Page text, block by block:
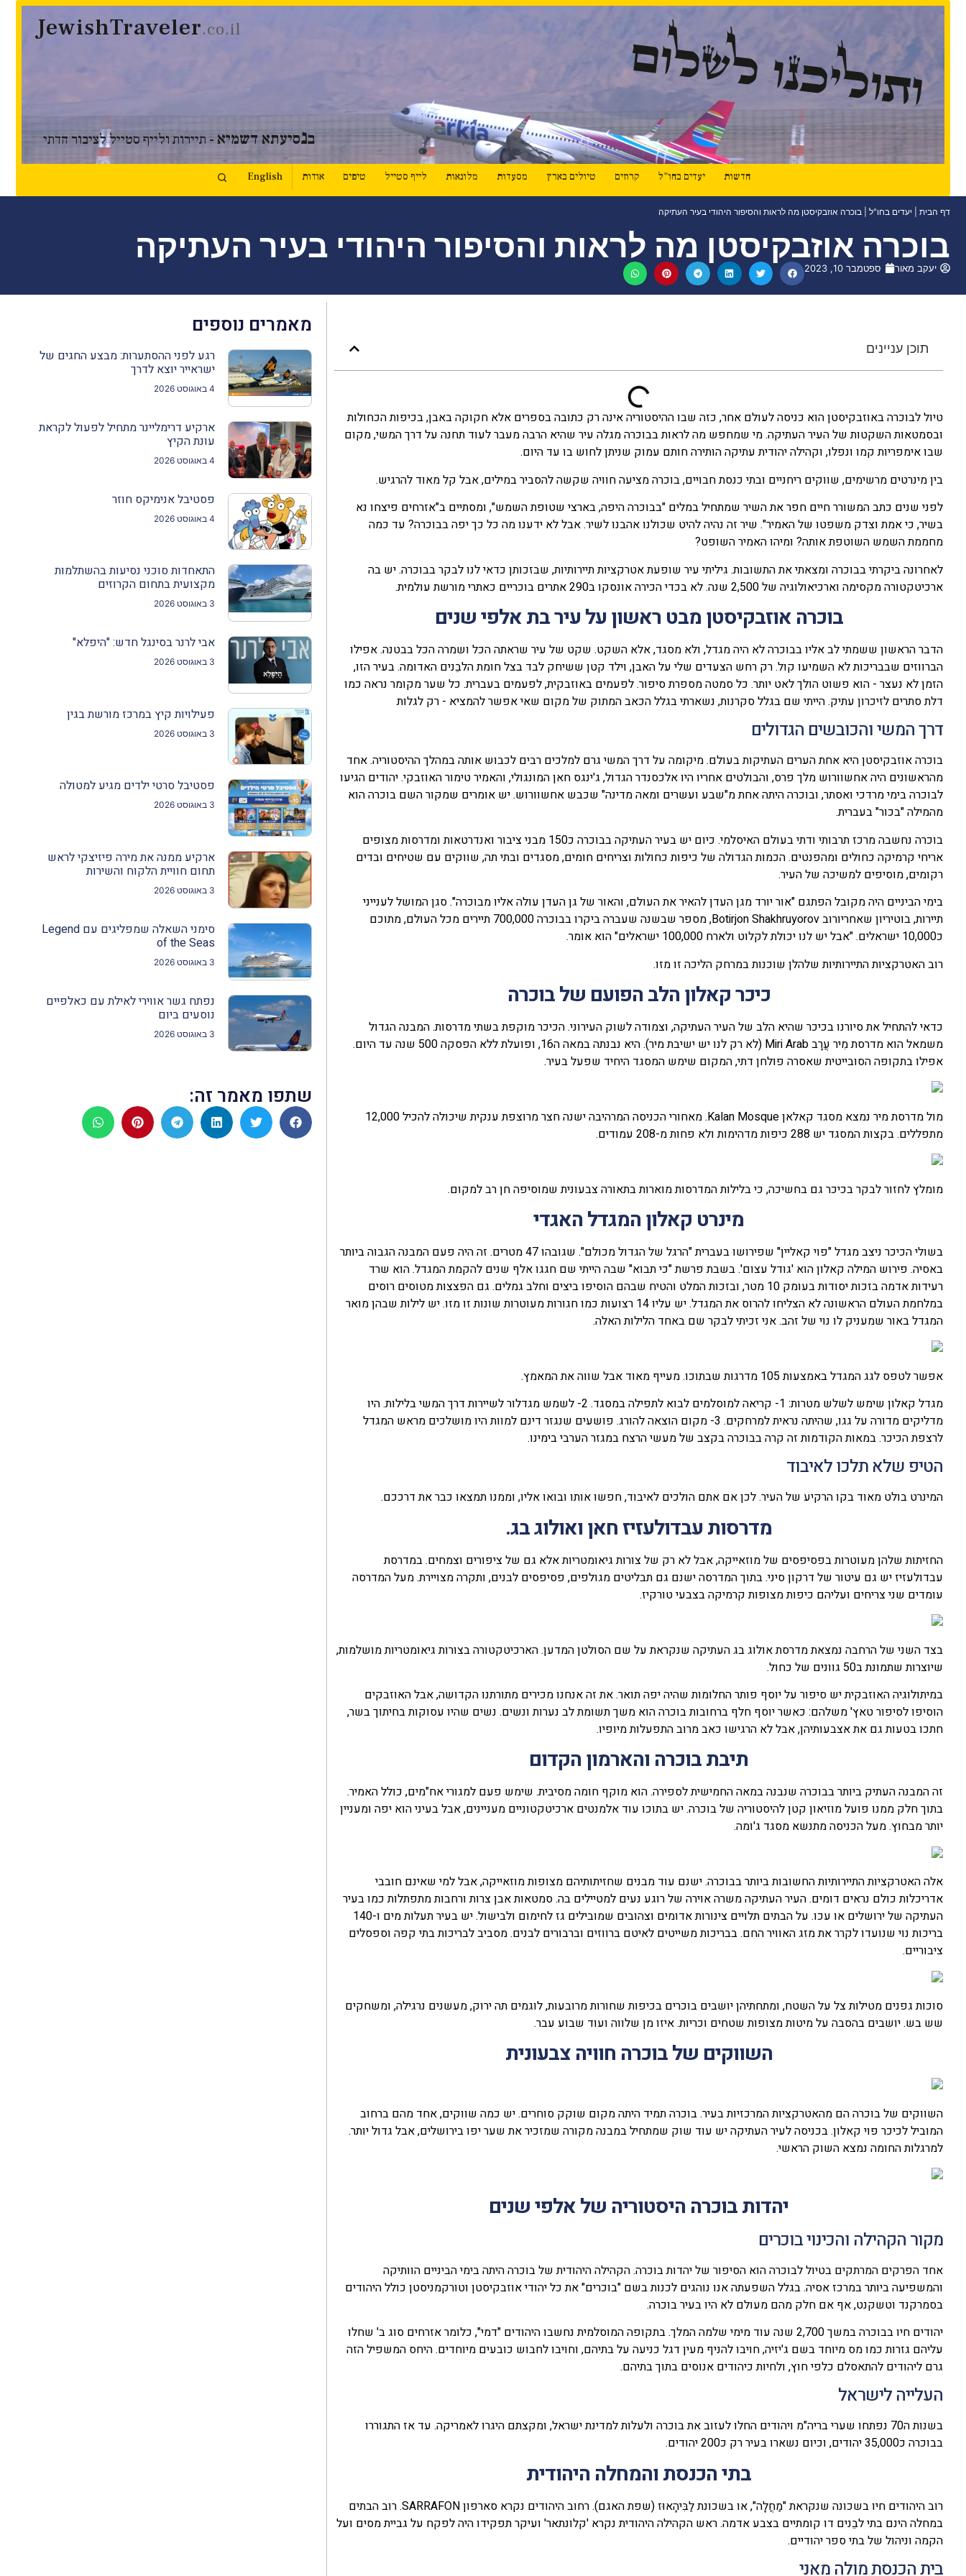
JewishTraveler.co.il ותוליכנו לשלום
בנסיעתא דשמיא - תיירות ולייף סטייל לציבור הדתי
חדשות יעדים בחו"ל קרוזים טיולים בארץ מסעדות מלונאות לייף סטייל טיפים אודות English
דף הבית יעדים בחו"ל בוכרה אוזבקיסטן מה לראות והסיפור היהודי בעיר העתיקה
בוכרה אוזבקיסטן מה לראות והסיפור היהודי בעיר העתיקה
יעקב מאור ספטמבר 10, 2023
תוכן עניינים
טיול לבוכרה באוזבקיסטן הוא כניסה לעולם אחר, כזה שבו ההיסטוריה אינה רק כתובה בספרים אלא חקוקה באבן, בכיפות הכחולות
ובסמטאות השקטות של העיר העתיקה. מי שמחפש מה לראות בבוכרה מגלה עיר שהיא הרבה מעבר לעוד תחנה על דרך המשי, מקום
שבו אימפריות קמו ונפלו, וקהילה יהודית עתיקה הותירה חותם עמוק שניתן לחוש בו עד היום.
בין מינרטים מרשימים, שווקים ריחניים ובתי כנסת חבויים, בוכרה מציעה חוויה שקשה להסביר במילים, אבל קל מאוד להרגיש.
לפני שנים כתב המשורר חיים חפר את השיר שמתחיל במלים "בבוכרה היפה, בארצי שטופת השמש", ומסתיים ב"אזרחים פיצחו נא
בשיר, כי אמת וצדק משפטו של האמיר". שיר זה נהיה להיט שכולנו אהבנו לשיר. אבל לא ידענו מה כל כך יפה בבוכרה? עד כמה
מחממת השמש השוטפת אותה? ומיהו האמיר השופט?
לאחרונה ביקרתי בבוכרה ומצאתי את התשובות. גיליתי עיר שופעת אטרקציות תיירותיות, שבזכותן כדאי לנו לבקר בבוכרה. יש בה
ארכיטקטורה מקסימה וארכיאולוגיה של 2,500 שנה. לא בכדי הכירה אונסקו ב290 אתרים בוכריים כאתרי מורשת עולמית.
בוכרה אוזבקיסטן מבט ראשון על עיר בת אלפי שנים
הדבר הראשון ששמתי לב אליו בבוכרה לא היה מגדל, ולא מסגד, אלא השקט. שקט של עיר שראתה הכל ושמרה הכל בבטנה. אפילו
הברווזים שבבריכות לא השמיעו קול. רק רחש הצעדים שלי על האבן, וילד קטן ששיחק לבד בצל חומת הלבֵנים האדומה. בעיר הזו,
הזמן לא נעצר - הוא פשוט הולך לאט יותר. כל סמטה מספרת סיפור. לפעמים באוזבקית, לפעמים בעברית. כל שער מקומר נראה כמו
דלת סתרים לזיכרון עתיק. הייתי שם בגלל סקרנות, נשארתי בגלל הכאב המתוק של מקום שאי אפשר להמציא - רק לגלות
דרך המשי והכובשים הגדולים
בוכרה אוזבקיסטן היא אחת הערים העתיקות בעולם. מיקומה על דרך המשי גרם למלכים רבים לכבוש אותה במהלך ההיסטוריה. אחד
מהראשונים היה אחשוורוש מלך פרס, והבולטים אחריו היו אלכסנדר הגדול, ג'ינגס חאן המונגולי, והאמיר טימור האוזבקי. יהודים הגיעו
לבוכרה בימי מרדכי ואסתר, ובוכרה היתה אחת מ"שבע ועשרים ומאה מדינה" שכבש אחשוורוש. יש אומרים שמקור השם בוכרה הוא
מהמילה "בכור" בעברית.
בוכרה נחשבה מרכז תרבותי ודתי בעולם האיסלמי. כיום יש בעיר העתיקה בבוכרה כ150 מבני ציבור ואנדרטאות ומדרסות מצופים
אריחי קרמיקה כחולים ומהפנטים. הכמות הגדולה של כיפות כחולות וצריחים חומים, מסגדים ובתי תה, שווקים עם שטיחים ובדים
רקומים, מוסיפים למשיכה של העיר.
בימי הביניים היה מקובל הפתגם "אור יורד מגן העדן להאיר את העולם, והאור של גן העדן עולה אליו מבוכרה". סגן המושל לענייני
תיירות, בוטיריון שאחריורוב Botirjon Shakhruyorov, מספר שבשנה שעברה ביקרו בבוכרה 700,000 תיירים מכל העולם, מתוכם
כ10,000 ישראלים. "אבל יש לנו יכולת לקלוט ולארח 100,000 ישראלים" הוא אומר.
רוב האטרקציות התיירותיות שלהלן שוכנות במרחק הליכה זו מזו.
כיכר קאלון הלב הפועם של בוכרה
כדאי להתחיל את סיורנו בכיכר שהיא הלב של העיר העתיקה, וצמודה לשוק העירוני. הכיכר מוקפת בשתי מדרסות. המבנה הגדול
משמאל הוא מדרסת מִיר עֲרָב Miri Arab (לא רק לנו יש ישיבת מיר). היא נבנתה במאה ה16, ופועלת ללא הפסקה 500 שנה עד היום.
אפילו בתקופה הסובייטית שאסרה פולחן דתי, המקום שימש המסגד היחיד שפעל בעיר.
מול מדרסת מיר נמצא מסגד קאלאן Kalan Mosque. מאחורי הכניסה המרהיבה ישנה חצר מרוצפת ענקית שיכולה להכיל 12,000
מתפללים. בקצות המסגד יש 288 כיפות מדהימות ולא פחות מ-208 עמודים.
מומלץ לחזור לבקר בכיכר גם בחשיכה, כי בלילות המדרסות מוארות בתאורה צבעונית שמוסיפה חן רב למקום.
מינרט קאלון המגדל האגדי
בשולי הכיכר ניצב מגדל "פוי קאליין" שפירושו בעברית "הרגל של הגדול מכולם". שגובהו 47 מטרים. זה היה פעם המבנה הגבוה ביותר
באסיה. פירוש המילה קאלון הוא 'גודל עצום'. בשבת פרשת "כי תבוא" שבה הייתי שם חגגו אלף שנים להקמת המגדל. הוא שרד
רעידות אדמה בזכות יסודות בעומק 10 מטר, ובזכות המלט והטיח שבהם הוסיפו ביצים וחלב גמלים. גם הפצצות מטוסים רוסים
במלחמת העולם הראשונה לא הצליחו להרוס את המגדל. יש עליו 14 רצועות כמו חגורות מעוטרות שונות זו מזו. יש לילות שבהן מואר
המגדל באור שמעניק לו נוי של זהב. אני זכיתי לבקר שם באחד הלילות האלה.
אפשר לטפס לגג המגדל באמצעות 105 מדרגות שבתוכו. מעייף מאוד אבל שווה את המאמץ.
מגדל קאלון שימש לשלש מטרות: 1- קריאה למוסלמים לבוא לתפילה במסגד. 2- לשמש מגדלור לשיירות דרך המשי בלילות. היו
מדליקים מדורה על גגו, שהיתה נראית למרחקים. 3- מקום הוצאה להורג. פושעים שנגזר דינם למוות היו מושלכים מראש המגדל
לרצפת הכיכר. במאות הקודמות זה קרה בבוכרה בקצב של מעשי הרצח במגזר הערבי בימינו.
הטיפ שלא תלכו לאיבוד
המינרט בולט מאוד בקו הרקיע של העיר. לכן אם אתם הולכים לאיבוד, חפשו אותו ובואו אליו, וממנו תמצאו כבר את דרככם.
מדרסות עבדולעזיז חאן ואולוג בג.
החזיתות שלהן מעוטרות בפסיפסים של מוזאייקה, אבל לא רק של צורות גיאומטריות אלא גם של ציפורים וצמחים. במדרסת
עבדולעזיז יש גם עיטור של דרקון סיני. בתוך המדרסה ישנם גם תבליטים מגולפים, פסיפסים לבנים, ותקרה מצויירת. מעל המדרסה
עומדים שני צריחים ועליהם כיפות מצופות קרמיקה בצבעי טורקיז.
בצד השני של הרחבה נמצאת מדרסת אולוג בג העתיקה שנקראת על שם הסולטן המדען. הארכיטקטורה בצורות גיאומטריות מושלמות,
שיוצרות שתמונת ב50 גוונים של כחול.
במיתולוגיה האוזבקית יש סיפור על יוסף פותר החלומות שהיה יפה תואר. את זה אנחנו מכירים מתורתנו הקדושה, אבל האוזבקים
הוסיפו לסיפור טאץ' משלהם: כאשר יוסף חלף ברחובות בוכרה הוא משך תשומת לב נערות ונשים. נשים שהיו עסוקות בחיתוך בשר,
חתכו בטעות גם את אצבעותיהן, אבל לא הרגישו כאב מרוב התפעלות מיופיו.
תיבת בוכרה והארמון הקדום
זה המבנה העתיק ביותר בבוכרה שנבנה במאה החמישית לספירה. הוא מוקף חומה מסיבית. שימש פעם למגורי אח"מים, כולל האמיר.
בתוך חלק ממנו פועל מוזיאון קטן להיסטוריה של בוכרה. יש בתוכו עוד אלמנטים ארכיטקטוניים מעניינים, אבל בעיני הוא יפה ומעניין
יותר מבחוץ. מעל הכניסה מתנשא מסגד ג'ומה.
אלה האטרקציות התיירותיות החשובות ביותר בבוכרה. ישנם עוד מבנים שחזיתותיהם מצופות מוזאייקה, אבל למי שאינם חובבי
אדריכלות כולם נראים דומים. העיר העתיקה משרה אוירה של רוגע נעים למטיילים בה. סמטאות אבן צרות ורחבות מתפתלות כמו בעיר
העתיקה של ירושלים או עכו. על הבתים תלויים צינורות אדומים וצהובים שמובילים גז לחימום ולבישול. יש בעיר תעלות מים ו-140
בריכות נוי שנועדו לקרר את מזג האוויר החם. בבריכות משייטים לאיטם ברווזים וברבורים לבנים. מסביב לבריכות בתי קפה וספסלים
ציבוריים.
סוכות גפנים מטילות צל על השטח, ומתחתיהן יושבים בוכרים בכיפות שחורות מרובעות, לוגמים תה ירוק, מעשנים נרגילה, ומשחקים
שש בש. יושבים בהסבה על מיטות מצופות שטחים וכריות. איזו מן שלווה ועוד שבוע עבר.
השווקים של בוכרה חוויה צבעונית
השווקים של בוכרה הם מהאטרקציות המרכזיות בעיר. בוכרה תמיד היתה מקום שוקק סוחרים. יש כמה שווקים, אחד מהם ברחוב
המוביל לכיכר פוי קאלון. בכניסה לעיר העתיקה יש עוד שוק שמתחיל במבנה מקורה שמזכיר את שער יפו בירושלים, אבל גדול יותר.
למרגלות החומה נמצא השוק הראשי.
יהדות בוכרה היסטוריה של אלפי שנים
מקור הקהילה והכינוי בוכרים
אחד הפרקים המרתקים בטיול לבוכרה הוא הסיפור של יהדות בוכרה. הקהילה היהודית של בוכרה היתה בימי הביניים הוותיקה
והמשפיעה ביותר במרכז אסיה. בגלל השפעתה אנו נוהגים לכנות בשם "בוכרים" את כל יהודי אוזבקיסטן וטורקמניסטן כולל היהודים
בסמרקנד וטשקנט, אף אם חלק מהם מעולם לא היו בעיר בוכרה.
יהודים חיו בבוכרה במשך 2,700 שנה עוד מימי שלמה המלך. בתקופה המוסלמית נחשבו היהודים "דמי", כלומר אזרחים סוג ב' שחלו
עליהם גזרות כמו מס מיוחד בשם ג'יזיה, חויבו להניף מעין דגל כניעה על בתיהם, וחויבו לחבוש כובעים מיוחדים. היחס המשפיל הזה
גרם ליהודים להתאסלם כלפי חוץ, ולחיות כיהודים אנוסים בתוך בתיהם.
העלייה לישראל
בשנות ה70 נפתחו שערי בריה"מ ויהודים החלו לעזוב את בוכרה ולעלות למדינת ישראל, ומקצתם היגרו לאמריקה. עד אז התגוררו
בבוכרה כ35,000 יהודים, וכיום נשארו בעיר רק כ200 יהודים.
בתי הכנסת והמחלה היהודית
רוב היהודים חיו בשכונה שנקראת "מַחֲלָה", או בשכונת לַבִּיהָאוּז (שפת האגם). רחוב היהודים נקרא סארפון SARRAFON. רוב הבתים
במחלה הינם בתי לבֵנים דו קומתיים בצבע אדמה. ראש הקהילה היהודית נקרא 'קלונתאר' ועיקר תפקידו היה לפקח על גביית מסים ועל
הקמה וניהול של בתי ספר יהודיים.
בית הכנסת מולה מאני
מאמרים נוספים
רגע לפני ההסתערות: מבצע החגים של
ישראייר יוצא לדרך
4 באוגוסט 2026
ארקיע דרימליינר מתחיל לפעול לקראת
עונת הקיץ
4 באוגוסט 2026
פסטיבל אנימיקס חוזר
4 באוגוסט 2026
התאחדות סוכני נסיעות בהשתלמות
מקצועית בתחום הקרוזים
3 באוגוסט 2026
אבי לרנר בסינגל חדש: "היפלא"
3 באוגוסט 2026
פעילויות קיץ במרכז מורשת בגין
3 באוגוסט 2026
פסטיבל סרטי ילדים מגיע למטולה
3 באוגוסט 2026
ארקיע ממנה את מירה פיזיצקי לראש
תחום חוויית הלקוח והשירות
3 באוגוסט 2026
סימני השאלה שמפליגים עם Legend
of the Seas
3 באוגוסט 2026
נפתח גשר אווירי לאילת עם כאלפיים
נוסעים ביום
3 באוגוסט 2026
שתפו מאמר זה: